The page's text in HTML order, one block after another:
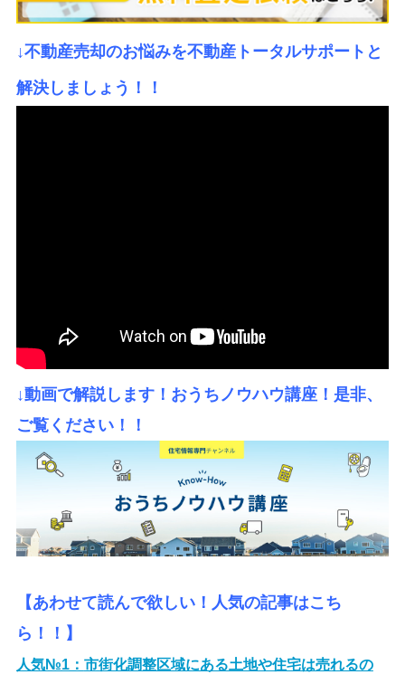
↓不動産売却のお悩みを不動産トータルサポートと
解決しましょう！！
↓動画で解説します！おうちノウハウ講座！是非、
ご覧ください！！
【あわせて読んで欲しい！人気の記事はこち
ら！！】
人気№1： 市街化調整区域にある土地や住宅は売れるの